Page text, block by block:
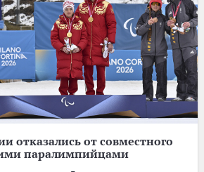
отказались от совместного
паралимпийцами